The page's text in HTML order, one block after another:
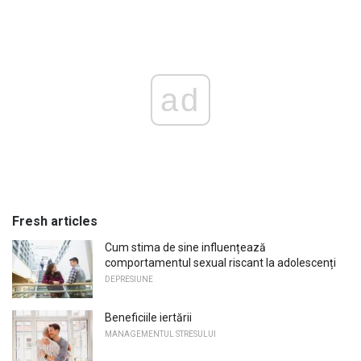
ad
Fresh articles
Cum stima de sine influențează
comportamentul sexual riscant la adolescenți
DEPRESIUNE
Beneficiile iertării
MANAGEMENTUL STRESULUI